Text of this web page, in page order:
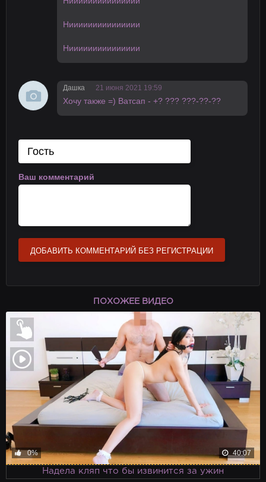
Ниииииииииииииии
Ниииииииииииииии
Дашка 21 июня 2021 19:59
Хочy также =) Вaтсaп - +? ??? ???-??-??
Ваш комментарий
ДОБАВИТЬ КОММЕНТАРИЙ БЕЗ РЕГИСТРАЦИИ
ПОХОЖЕЕ ВИДЕО
0% 40:07
Надела кляп что бы извинится за ужин